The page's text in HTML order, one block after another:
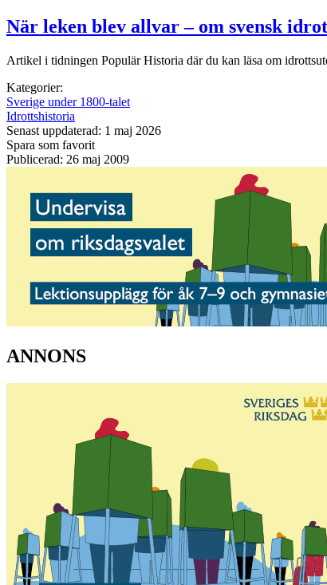
När leken blev allvar – om svensk
Artikel i tidningen Populär Historia där du kan läsa om
Kategorier:
Sverige under 1800-talet
Idrottshistoria
Senast uppdaterad: 1 maj 2026
Spara som favorit
Publicerad: 26 maj 2009
ANNONS